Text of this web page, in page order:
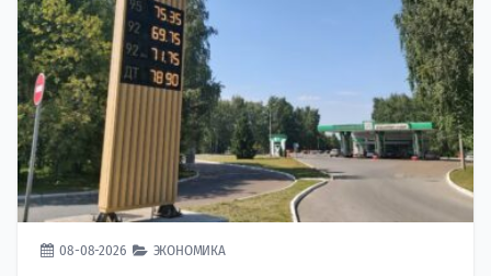
08-08-2026 ЭКОНОМИКА